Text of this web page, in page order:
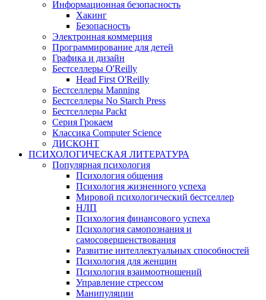
Информационная безопасность
Хакинг
Безопасность
Электронная коммерция
Программирование для детей
Графика и дизайн
Бестселлеры O'Reilly
Head First O'Reilly
Бестселлеры Manning
Бестселлеры No Starch Press
Бестселлеры Packt
Серия Грокаем
Классика Computer Science
ДИСКОНТ
ПСИХОЛОГИЧЕСКАЯ ЛИТЕРАТУРА
Популярная психология
Психология общения
Психология жизненного успеха
Мировой психологический бестселлер
НЛП
Психология финансового успеха
Психология самопознания и
самосовершенствования
Развитие интеллектуальных способностей
Психология для женщин
Психология взаимоотношений
Управление стрессом
Манипуляции